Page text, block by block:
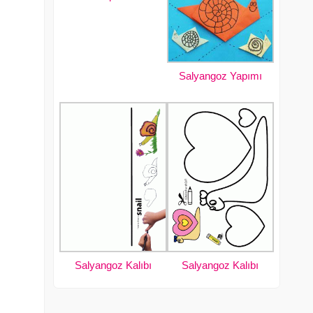
Salyangoz Yapımı
Salyangoz Kalıbı Salyangoz Kalıbı